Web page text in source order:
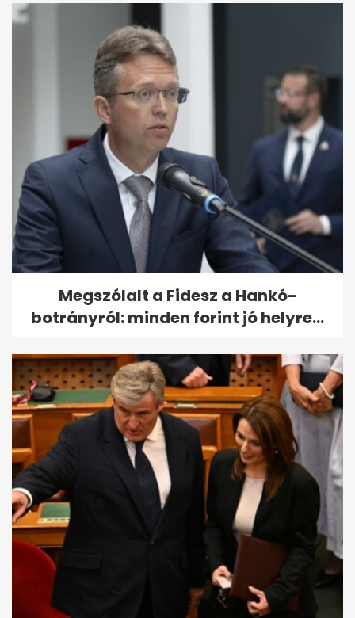
Megszólalt a Fidesz a Hankó-
botrányról: minden forint jó helyre...